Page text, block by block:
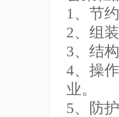
1、节
2、组
3、结
4、操
业。
5、防